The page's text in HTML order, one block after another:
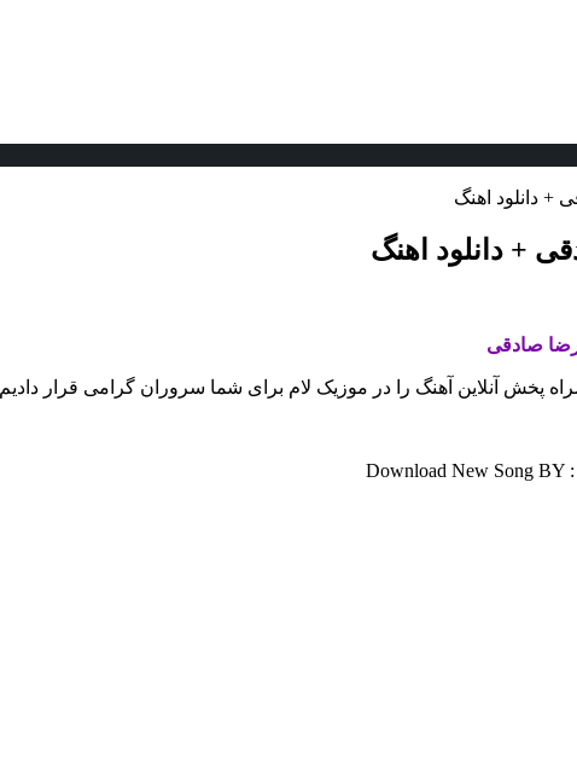
+ دانلود اهنگ
+ دانلود اهنگ
صادقی
پخش آنلاین آهنگ را در موزیک لام برای شما سروران گرامی قرار دادیم
Download New Song BY